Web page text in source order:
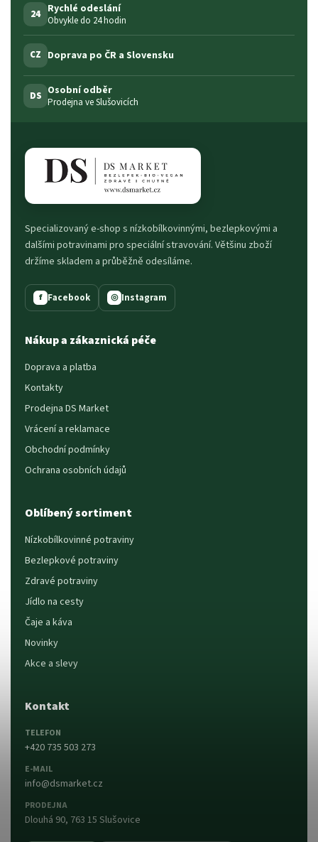
24 Rychlé odeslání
Obvykle do 24 hodin
CZ Doprava po ČR a Slovensku
DS Osobní odběr
Prodejna ve Slušovicích
Specializovaný e-shop s nízkobílkovinnými, bezlepkovými a
dalšími potravinami pro speciální stravování. Většinu zboží
držíme skladem a průběžně odesíláme.
f Facebook ◎ Instagram
Nákup a zákaznická péče
Doprava a platba
Kontakty
Prodejna DS Market
Vrácení a reklamace
Obchodní podmínky
Ochrana osobních údajů
Oblíbený sortiment
Nízkobílkovinné potraviny
Bezlepkové potraviny
Zdravé potraviny
Jídlo na cesty
Čaje a káva
Novinky
Akce a slevy
Kontakt
TELEFON
+420 735 503 273
E-MAIL
info@dsmarket.cz
PRODEJNA
Dlouhá 90, 763 15 Slušovice